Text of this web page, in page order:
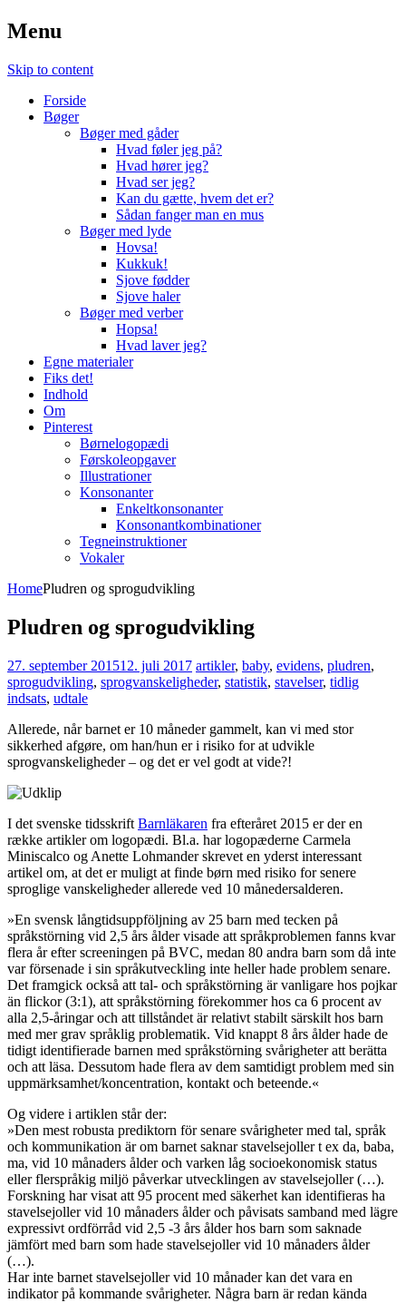
Menu
Skip to content
Forside
Bøger
Bøger med gåder
Hvad føler jeg på?
Hvad hører jeg?
Hvad ser jeg?
Kan du gætte, hvem det er?
Sådan fanger man en mus
Bøger med lyde
Hovsa!
Kukkuk!
Sjove fødder
Sjove haler
Bøger med verber
Hopsa!
Hvad laver jeg?
Egne materialer
Fiks det!
Indhold
Om
Pinterest
Børnelogopædi
Førskoleopgaver
Illustrationer
Konsonanter
Enkeltkonsonanter
Konsonantkombinationer
Tegneinstruktioner
Vokaler
HomePludren og sprogudvikling
Pludren og sprogudvikling
27. september 201512. juli 2017 artikler, baby, evidens, pludren,
sprogudvikling, sprogvanskeligheder, statistik, stavelser, tidlig
indsats, udtale
Allerede, når barnet er 10 måneder gammelt, kan vi med stor
sikkerhed afgøre, om han/hun er i risiko for at udvikle
sprogvanskeligheder – og det er vel godt at vide?!
I det svenske tidsskrift Barnläkaren fra efteråret 2015 er der en
række artikler om logopædi. Bl.a. har logopæderne Carmela
Miniscalco og Anette Lohmander skrevet en yderst interessant
artikel om, at det er muligt at finde børn med risiko for senere
sproglige vanskeligheder allerede ved 10 månedersalderen.
»En svensk långtidsuppföljning av 25 barn med tecken på
språkstörning vid 2,5 års ålder visade att språkproblemen fanns kvar
flera år efter screeningen på BVC, medan 80 andra barn som då inte
var försenade i sin språkutveckling inte heller hade problem senare.
Det framgick också att tal- och språkstörning är vanligare hos pojkar
än flickor (3:1), att språkstörning förekommer hos ca 6 procent av
alla 2,5-åringar och att tillståndet är relativt stabilt särskilt hos barn
med mer grav språklig problematik. Vid knappt 8 års ålder hade de
tidigt identifierade barnen med språkstörning svårigheter att berätta
och att läsa. Dessutom hade flera av dem samtidigt problem med sin
uppmärksamhet/koncentration, kontakt och beteende.«
Og videre i artiklen står der:
»Den mest robusta prediktorn för senare svårigheter med tal, språk
och kommunikation är om barnet saknar stavelsejoller t ex da, baba,
ma, vid 10 månaders ålder och varken låg socioekonomisk status
eller flerspråkig miljö påverkar utvecklingen av stavelsejoller (…).
Forskning har visat att 95 procent med säkerhet kan identifieras ha
stavelsejoller vid 10 månaders ålder och påvisats samband med lägre
expressivt ordförråd vid 2,5 -3 års ålder hos barn som saknade
jämfört med barn som hade stavelsejoller vid 10 månaders ålder
(…).
Har inte barnet stavelsejoller vid 10 månader kan det vara en
indikator på kommande svårigheter. Några barn är redan kända